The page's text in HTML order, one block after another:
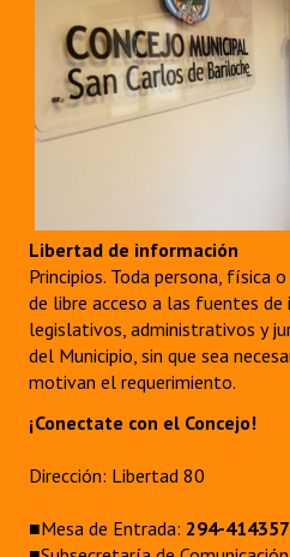
Libertad de información
Principios. Toda persona, física
de libre acceso a las fuentes
legislativos, administrativos y
del Municipio, sin que sea
motivan el requerimiento.
¡Conectate con el Concejo!
Dirección: Libertad 80
■Mesa de Entrada: 294-